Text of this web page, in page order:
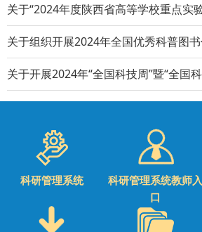
科研管理系统
科研管理系统教师入
口